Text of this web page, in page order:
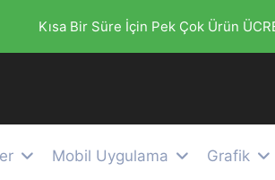
Kısa Bir Süre İçin Pek Çok Ürün
Mobil Uygulama Grafik